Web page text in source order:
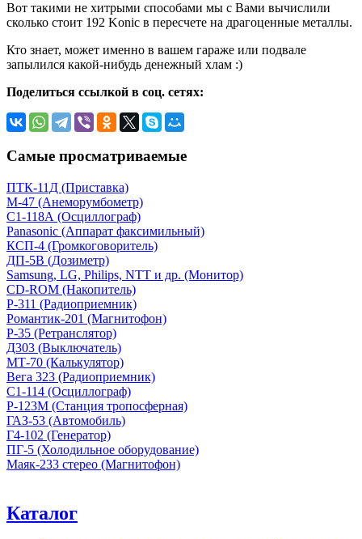
Вот такими не хитрыми способами мы с Вами вычислили
сколько стоит 192 Konic в пересчете на драгоценные металлы.
Кто знает, может именно в вашем гараже или подвале
запылился какой-нибудь денежный хлам :)
Поделиться ссылкой в соц. сетях:
Самые просматриваемые
ПТК-11Д (Приставка)
М-47 (Анеморумбометр)
С1-118А (Осциллограф)
Panasonic (Аппарат факсимильный)
КСП-4 (Громкоговоритель)
ДП-5В (Дозиметр)
Samsung, LG, Philips, NTT и др. (Монитор)
CD-ROM (Накопитель)
Р-311 (Радиоприемник)
Романтик-201 (Магнитофон)
Р-35 (Ретранслятор)
Д303 (Выключатель)
МТ-70 (Калькулятор)
Вега 323 (Радиоприемник)
С1-114 (Осциллограф)
Р-123М (Станция тропосферная)
ГАЗ-53 (Автомобиль)
Г4-102 (Генератор)
ПГ-5 (Холодильное оборудование)
Маяк-233 стерео (Магнитофон)
Каталог